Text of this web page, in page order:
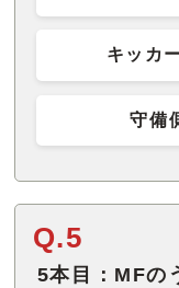
キッカ
守備
Q.5
5本目：MFの